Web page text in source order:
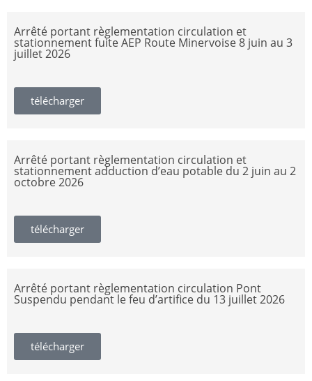
Arrêté portant règlementation circulation et
stationnement fuite AEP Route Minervoise 8 juin au 3
juillet 2026
télécharger
Arrêté portant règlementation circulation et
stationnement adduction d’eau potable du 2 juin au 2
octobre 2026
télécharger
Arrêté portant règlementation circulation Pont
Suspendu pendant le feu d’artifice du 13 juillet 2026
télécharger